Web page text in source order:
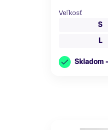
Veľkosť
S
L
Skladom